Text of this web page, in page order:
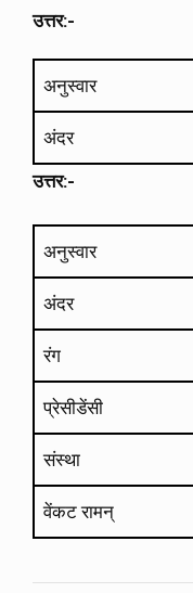
उत्तर:-
अनुस्वार
अंदर
उत्तर:-
अनुस्वार
अंदर
रंग
प्रेसीडेंसी
संस्था
वेंकट रामन्